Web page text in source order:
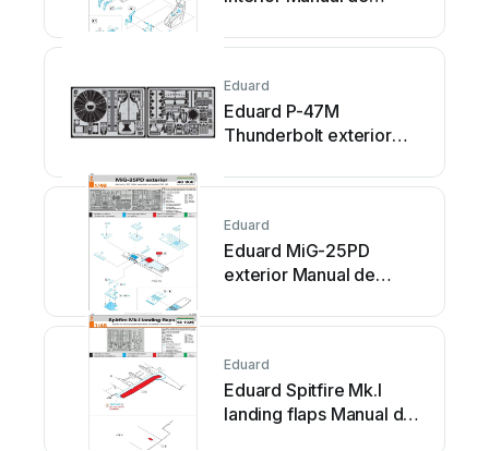
Eduard
Eduard P-47M
Thunderbolt exterior
Eduard
Eduard MiG-25PD
exterior Manual de
Eduard
Eduard Spitfire Mk.I
landing flaps Manual de